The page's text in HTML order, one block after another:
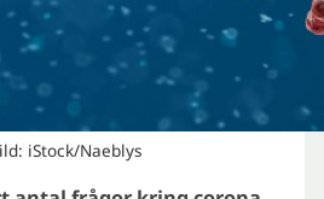
iStock/Naeblys